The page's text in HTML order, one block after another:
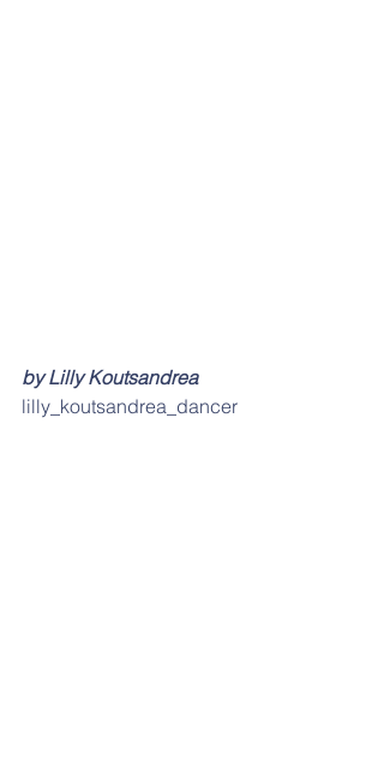
by Lilly Koutsandrea
lilly_koutsandrea_dancer